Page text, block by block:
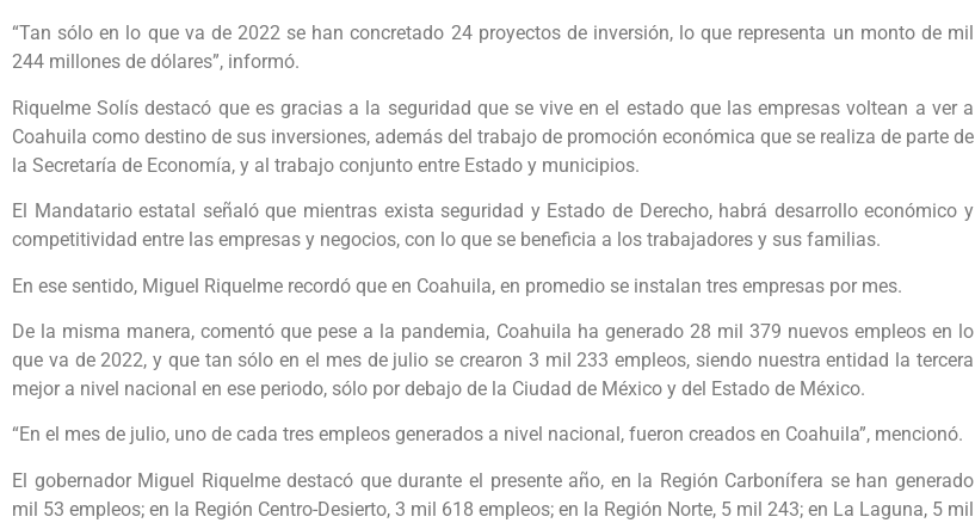
“Tan sólo en lo que va de 2022 se han concretado 24 proyectos de inversión, lo que representa un monto de mil
244 millones de dólares”, informó.
Riquelme Solís destacó que es gracias a la seguridad que se vive en el estado que las empresas voltean a ver a
Coahuila como destino de sus inversiones, además del trabajo de promoción económica que se realiza de parte de
la Secretaría de Economía, y al trabajo conjunto entre Estado y municipios.
El Mandatario estatal señaló que mientras exista seguridad y Estado de Derecho, habrá desarrollo económico y
competitividad entre las empresas y negocios, con lo que se beneficia a los trabajadores y sus familias.
En ese sentido, Miguel Riquelme recordó que en Coahuila, en promedio se instalan tres empresas por mes.
De la misma manera, comentó que pese a la pandemia, Coahuila ha generado 28 mil 379 nuevos empleos en lo
que va de 2022, y que tan sólo en el mes de julio se crearon 3 mil 233 empleos, siendo nuestra entidad la tercera
mejor a nivel nacional en ese periodo, sólo por debajo de la Ciudad de México y del Estado de México.
“En el mes de julio, uno de cada tres empleos generados a nivel nacional, fueron creados en Coahuila”, mencionó.
El gobernador Miguel Riquelme destacó que durante el presente año, en la Región Carbonífera se han generado
mil 53 empleos; en la Región Centro-Desierto, 3 mil 618 empleos; en la Región Norte, 5 mil 243; en La Laguna, 5 mil